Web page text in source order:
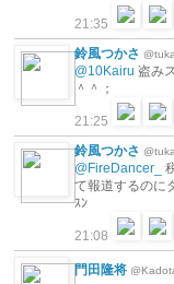
21:35
鈴風つかさ
@10Kairu 盗み
＾＾；
21:25
鈴風つかさ
@FireDancer_
て報道するのに
ｽﾝ
21:08
門田隆将